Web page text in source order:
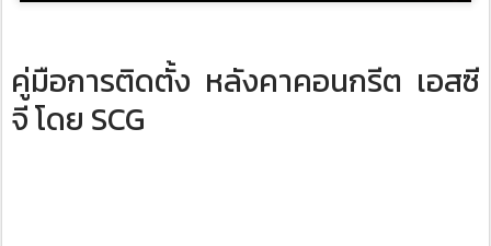
คู่มือการติดตั้ง หลังคาคอนกรีต เอสซี
จี โดย SCG